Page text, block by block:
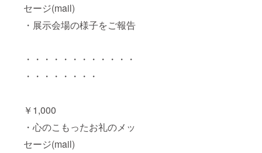
セージ(mail)
・展示会場の様子をご報告
・・・・・・・・・・・・
・・・・・・・・
￥1,000
・心のこもったお礼のメッ
セージ(mail)